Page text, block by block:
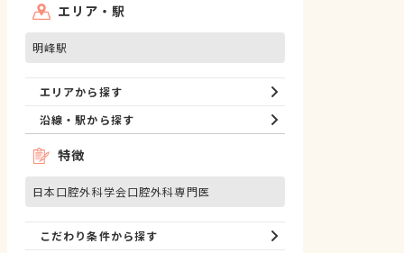
エリア・駅
明峰駅
エリアから探す
沿線・駅から探す
特徴
日本口腔外科学会口腔外科専門医
こだわり条件から探す